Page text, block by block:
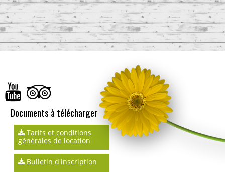
Documents à télécharger
Tarifs et conditions
générales de location
Bulletin d'inscription